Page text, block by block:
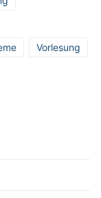
Vorlesung